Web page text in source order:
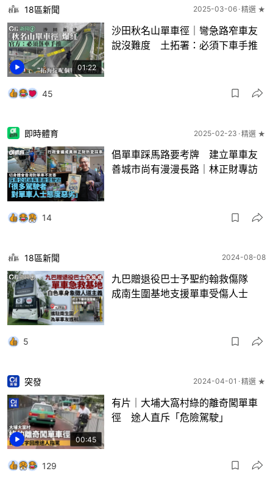
01:22
18區新聞 2025-03-06 精選 ★
沙田秋名山單車徑｜彎急路窄車友
說沒難度 土拓署：必須下車手推
45
即時體育 2025-02-23 精選 ★
倡單車踩馬路要考牌 建立單車友
善城市尚有漫漫長路｜林正財專訪
14
18區新聞 2024-08-08
九巴贈退役巴士予聖約翰救傷隊
成南生圍基地支援單車受傷人士
5
00:45
突發 2024-04-01 精選 ★
有片｜大埔大窩村綠的離奇闖單車
徑 途人直斥「危險駕駛」
129